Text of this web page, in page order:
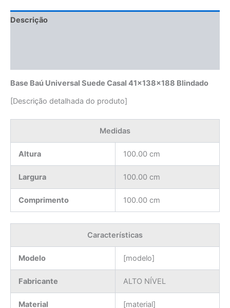
Descrição
Base Baú Universal Suede Casal 41x138x188 Blindado
[Descrição detalhada do produto]
Medidas
Altura 100.00 cm
Largura 100.00 cm
Comprimento 100.00 cm
Características
Modelo [modelo]
Fabricante ALTO NÍVEL
Material [material]